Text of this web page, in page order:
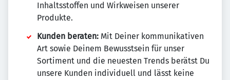
Inhaltsstoffen und Wirkweisen unserer
Produkte.
Kunden beraten: Mit Deiner kommunikativen
Art sowie Deinem Bewusstsein für unser
Sortiment und die neuesten Trends berätst Du
unsere Kunden individuell und lässt keine